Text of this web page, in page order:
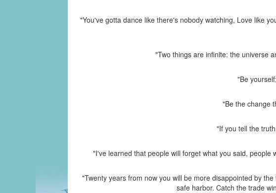
"You've gotta dance like there's nobody watching, Love like
"Two things are infinite: the universe
"Be
"Be the change
"If you tell the
"I've learned that people will forget what you said,
"Twenty years from now you will be more disappointed by
safe harbor. Catch the trade